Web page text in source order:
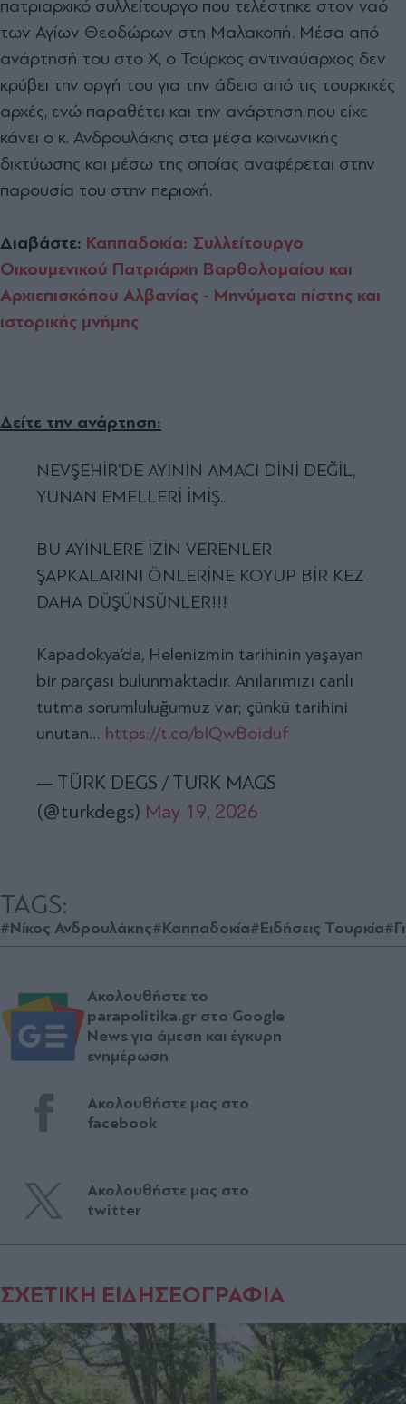
πατριαρχικό συλλείτουργο που τελέστηκε στον ναό
των Αγίων Θεοδώρων στη Μαλακοπή. Μέσα από
ανάρτησή του στο Χ, ο Τούρκος αντιναύαρχος δεν
κρύβει την οργή του για την άδεια από τις τουρκικές
αρχές, ενώ παραθέτει και την ανάρτηση που είχε
κάνει ο κ. Ανδρουλάκης στα μέσα κοινωνικής
δικτύωσης και μέσω της οποίας αναφέρεται στην
παρουσία του στην περιοχή.
Διαβάστε: Καππαδοκία: Συλλείτουργο
Οικουμενικού Πατριάρχη Βαρθολομαίου και
Αρχιεπισκόπου Αλβανίας - Μηνύματα πίστης και
ιστορικής μνήμης
Δείτε την ανάρτηση:
NEVŞEHİR’DE AYİNİN AMACI DİNİ DEĞİL,
YUNAN EMELLERİ İMİŞ..
BU AYİNLERE İZİN VERENLER
ŞAPKALARINI ÖNLERİNE KOYUP BİR KEZ
DAHA DÜŞÜNSÜNLER!!!
Kapadokya’da, Helenizmin tarihinin yaşayan
bir parçası bulunmaktadır. Anılarımızı canlı
tutma sorumluluğumuz var; çünkü tarihini
unutan… https://t.co/bIQwBoiduf
— TÜRK DEGS / TURK MAGS
(@turkdegs) May 19, 2026
TAGS:
#Νίκος Ανδρουλάκης#Καππαδοκία#Ειδήσεις Τουρκία
Ακολουθήστε το
parapolitika.gr στο Google
News για άμεση και έγκυρη
ενημέρωση
Ακολουθήστε μας στο
facebook
Ακολουθήστε μας στο
twitter
ΣΧΕΤΙΚΗ ΕΙΔΗΣΕΟΓΡΑΦΙΑ